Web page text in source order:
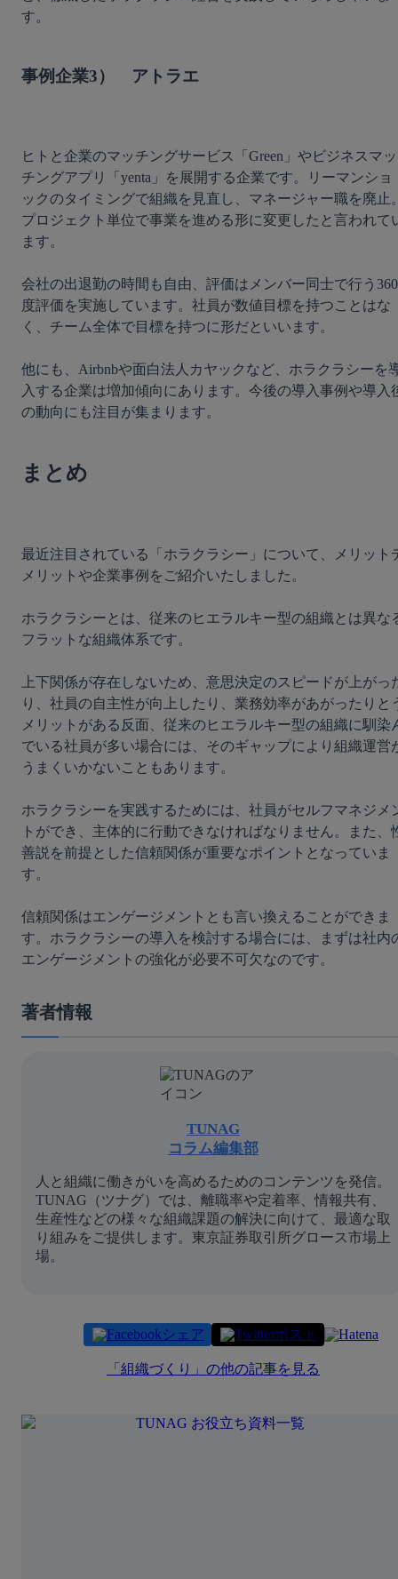
す。
事例企業3）　アトラエ
ヒトと企業のマッチングサービス「Green」やビジネスマッ
チングアプリ「yenta」を展開する企業です。リーマンショ
ックのタイミングで組織を見直し、マネージャー職を廃止
プロジェクト単位で事業を進める形に変更したと言われて
ます。
会社の出退勤の時間も自由、評価はメンバー同士で行う360
度評価を実施しています。社員が数値目標を持つことはな
く、チーム全体で目標を持つに形だといいます。
他にも、Airbnbや面白法人カヤックなど、ホラクラシーを
入する企業は増加傾向にあります。今後の導入事例や導入
の動向にも注目が集まります。
まとめ
最近注目されている「ホラクラシー」について、メリット
メリットや企業事例をご紹介いたしました。
ホラクラシーとは、従来のヒエラルキー型の組織とは異な
フラットな組織体系です。
上下関係が存在しないため、意思決定のスピードが上がっ
り、社員の自主性が向上したり、業務効率があがったりと
メリットがある反面、従来のヒエラルキー型の組織に馴染
でいる社員が多い場合には、そのギャップにより組織運営
うまくいかないこともあります。
ホラクラシーを実践するためには、社員がセルフマネジメ
トができ、主体的に行動できなければなりません。また、
善説を前提とした信頼関係が重要なポイントとなっていま
す。
信頼関係はエンゲージメントとも言い換えることができま
す。ホラクラシーの導入を検討する場合には、まずは社内
エンゲージメントの強化が必要不可欠なのです。
著者情報
TUNAG
コラム編集部
人と組織に働きがいを高めるためのコンテンツを発信。
TUNAG（ツナグ）では、離職率や定着率、情報共有、
生産性などの様々な組織課題の解決に向けて、最適な取
り組みをご提供します。東京証券取引所グロース市場上
場。
シェア ポスト
「 組織づくり 」の他の記事を見る